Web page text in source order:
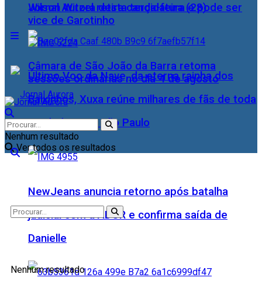
Jornal Aurora desta terça-feira (28)
Último Voo da Nave, da eterna rainha dos
Baixinhos, Xuxa reúne milhares de fãs de toda
as idades, em São Paulo
NewJeans anuncia retorno após batalha
judicial com a ADOR e confirma saída de
Danielle
Wilson Witzel retira candidatura e pode ser
vice de Garotinho
Câmara de São João da Barra retoma
sessões ordinárias no dia 4 de agosto
Nenhum resultado
Ver todos os resultados
Nenhum resultado